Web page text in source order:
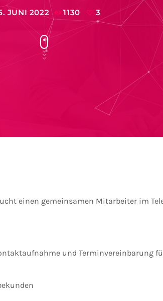
JUNI 2022 1130 3
einen gemeinsamen Mitarbeiter im
und Terminvereinbarung